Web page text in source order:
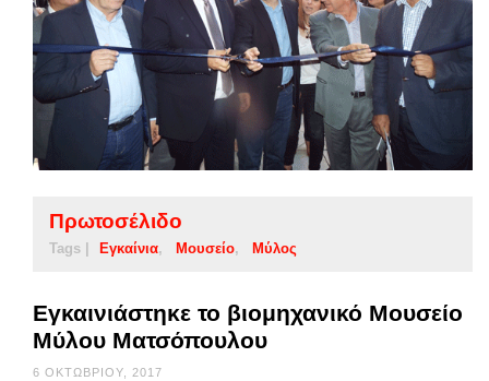
Πρωτοσέλιδο
Tags | Εγκαίνια Μουσείο Μύλος
Εγκαινιάστηκε το βιομηχανικό Μουσείο
Μύλου Ματσόπουλου
6 ΟΚΤΩΒΡΊΟΥ, 2017